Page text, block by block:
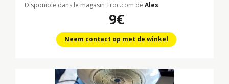
Disponible dans le magasin Troc.com de Ales
9€
Neem contact op met de winkel